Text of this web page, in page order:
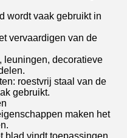
wordt vaak gebruikt in
vervaardigen van de
leuningen, decoratieve
roestvrij staal van de
gebruikt.
maken het
blad vindt toepassingen